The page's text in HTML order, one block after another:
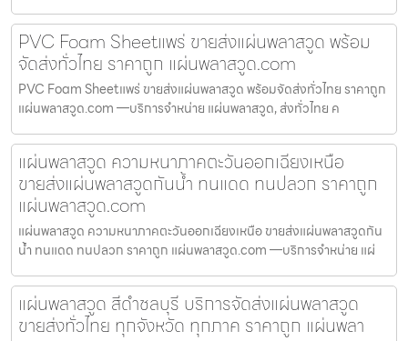
PVC Foam Sheetแพร่ ขายส่งแผ่นพลาสวูด พร้อม
จัดส่งทั่วไทย ราคาถูก แผ่นพลาสวูด.com
PVC Foam Sheetแพร่ ขายส่งแผ่นพลาสวูด พร้อมจัดส่งทั่วไทย ราคาถูก
แผ่นพลาสวูด.com —บริการจำหน่าย แผ่นพลาสวูด, ส่งทั่วไทย ค
แผ่นพลาสวูด ความหนาภาคตะวันออกเฉียงเหนือ
ขายส่งแผ่นพลาสวูดกันน้ำ ทนแดด ทนปลวก ราคาถูก
แผ่นพลาสวูด.com
แผ่นพลาสวูด ความหนาภาคตะวันออกเฉียงเหนือ ขายส่งแผ่นพลาสวูดกัน
น้ำ ทนแดด ทนปลวก ราคาถูก แผ่นพลาสวูด.com —บริการจำหน่าย แผ่
แผ่นพลาสวูด สีดำชลบุรี บริการจัดส่งแผ่นพลาสวูด
ขายส่งทั่วไทย ทุกจังหวัด ทุกภาค ราคาถูก แผ่นพลา